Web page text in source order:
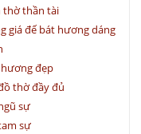
thờ thần tài
giá đế bát hương dáng
đẹp
thờ đầy đủ
sự
sự